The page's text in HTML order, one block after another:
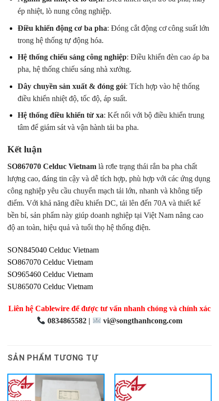
ép nhiệt, lò nung công nghiệp.
Điều khiển động cơ ba pha: Đóng cắt động cơ công suất lớn
trong hệ thống tự động hóa.
Hệ thống chiếu sáng công nghiệp: Điều khiển đèn cao áp ba
pha, hệ thống chiếu sáng nhà xưởng.
Dây chuyền sản xuất & đóng gói: Tích hợp vào hệ thống
điều khiển nhiệt độ, tốc độ, áp suất.
Hệ thống điều khiển từ xa: Kết nối với bộ điều khiển trung
tâm để giám sát và vận hành tải ba pha.
Kết luận
SO867070 Celduc Vietnam là rơle trạng thái rắn ba pha chất
lượng cao, đáng tin cậy và dễ tích hợp, phù hợp với các ứng dụng
công nghiệp yêu cầu chuyển mạch tải lớn, nhanh và không tiếp
điểm. Với khả năng điều khiển DC, tải lên đến 70A và thiết kế
bền bỉ, sản phẩm này giúp doanh nghiệp tại Việt Nam nâng cao
độ an toàn, hiệu quả và tuổi thọ hệ thống điện.
SON845040 Celduc Vietnam
SO867070 Celduc Vietnam
SO965460 Celduc Vietnam
SU865070 Celduc Vietnam
Liên hệ Cablewire để được tư vấn nhanh chóng và chính xác
0834865582 |
vi@songthanhcong.com
SẢN PHẨM TƯƠNG TỰ